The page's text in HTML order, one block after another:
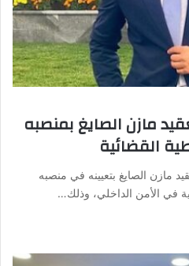
مازن الصايغ بمنصبه
القضائية
مازن الصايغ بتعيينه في منصبه
في الأمن الداخلي، وذلك…